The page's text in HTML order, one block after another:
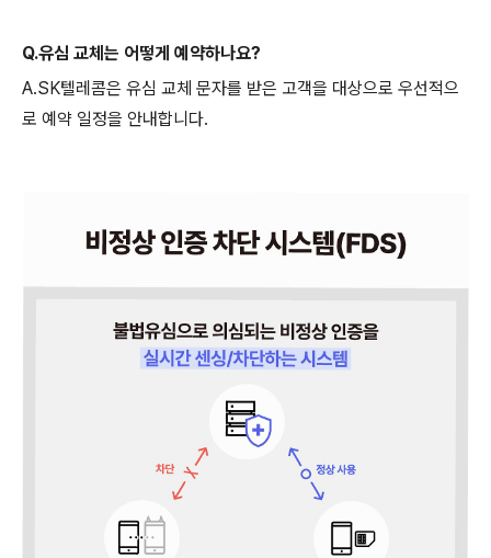
Q.유심 교체는 어떻게 예약하나요?
A.SK텔레콤은 유심 교체 문자를 받은 고객을 대상으로 우선적으
로 예약 일정을 안내합니다.